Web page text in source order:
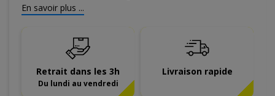
En savoir plus ...
Retrait dans les 3h
Du lundi au vendredi
Livraison rapide